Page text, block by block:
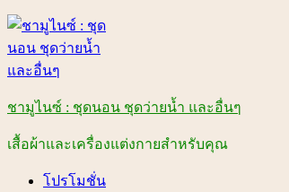
Skip
content
ชามูไนซ์ : ชุดนอน ชุดว่ายน้ำ และอื่นๆ
เสื้อผ้าและเครื่องแต่งกายสำหรับคุณ
โปรโมชั่น